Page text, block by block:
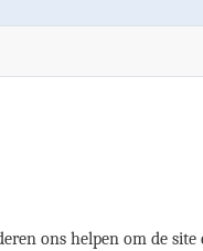
ons helpen om de